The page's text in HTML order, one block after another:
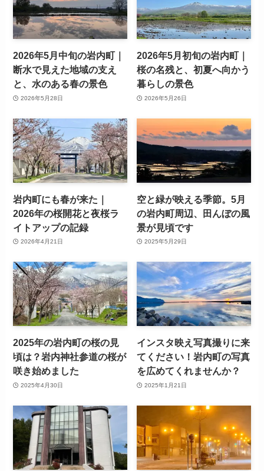
2026年5月中旬の岩内町｜
断水で見えた地域の支え
と、水のある春の景色
2026年5月28日
2026年5月初旬の岩内町｜
桜の名残と、初夏へ向かう
暮らしの景色
2026年5月26日
岩内町にも春が来た｜
2026年の桜開花と夜桜ラ
イトアップの記録
2026年4月21日
空と緑が映える季節。5月
の岩内町周辺、田んぼの風
景が見頃です
2025年5月29日
2025年の岩内町の桜の見
頃は？岩内神社参道の桜が
咲き始めました
2025年4月30日
インスタ映え写真撮りに来
てください！岩内町の写真
を広めてくれませんか？
2025年1月21日